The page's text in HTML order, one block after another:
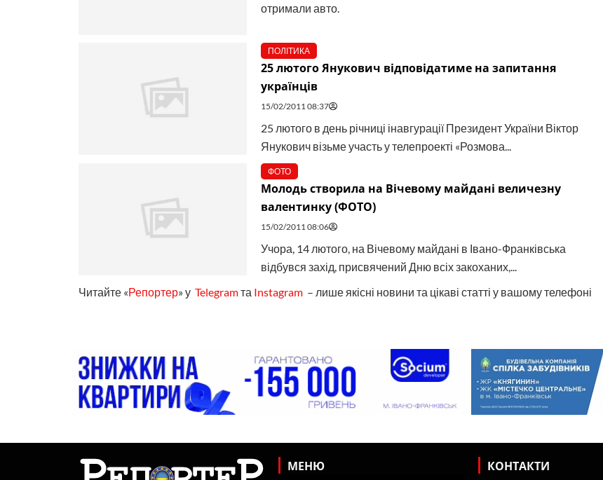
отримали авто.
ПОЛІТИКА
25 лютого Янукович відповідатиме на запитання
українців
15/02/2011 08:37
25 лютого в день річниці інавгурації Президент України Віктор
Янукович візьме участь у телепроекті «Розмова...
ФОТО
Молодь створила на Вічевому майдані величезну
валентинку (ФОТО)
15/02/2011 08:06
Учора, 14 лютого, на Вічевому майдані в Івано-Франківська
відбувся захід, присвячений Дню всіх закоханих,...
Читайте «Репортер» у Telegramта Instagram – лише якісні новини та цікаві статті у вашому телефоні
МЕНЮ КОНТАКТИ